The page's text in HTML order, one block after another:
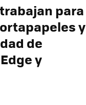
para
y
de
y